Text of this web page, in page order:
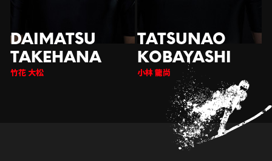
竹花 大松 小林 龍尚